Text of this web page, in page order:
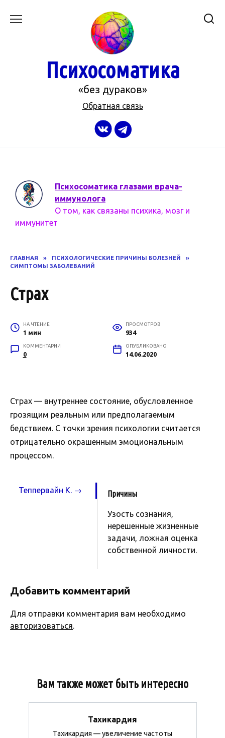
Психосоматика
«без дураков»
Обратная связь
Психосоматика глазами врача-
иммунолога
О том, как связаны психика, мозг и
иммунитет
ГЛАВНАЯ » ПСИХОЛОГИЧЕСКИЕ ПРИЧИНЫ БОЛЕЗНЕЙ
»
СИМПТОМЫ ЗАБОЛЕВАНИЙ
Страх
НА ЧТЕНИЕ
1 мин
ПРОСМОТРОВ
934
КОММЕНТАРИИ
0
ОПУБЛИКОВАНО
14.06.2020
Страх — внутреннее состояние, обусловленное
грозящим реальным или предполагаемым
бедствием. С точки зрения психологии считается
отрицательно окрашенным эмоциональным
процессом.
Теппервайн К. → Причины
Узость сознания,
нерешенные жизненные
задачи, ложная оценка
собственной личности.
Добавить комментарий
Для отправки комментария вам необходимо
авторизоваться.
Вам также может быть интересно
Тахикардия
Тахикардия — увеличение частоты